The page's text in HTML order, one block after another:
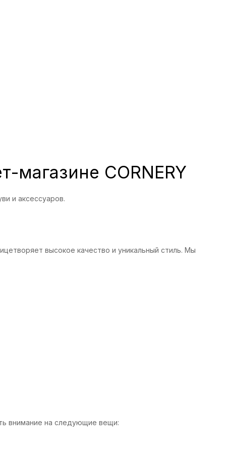
магазине CORNERY
и аксессуаров.
высокое качество и уникальный стиль. Мы
внимание на следующие вещи: